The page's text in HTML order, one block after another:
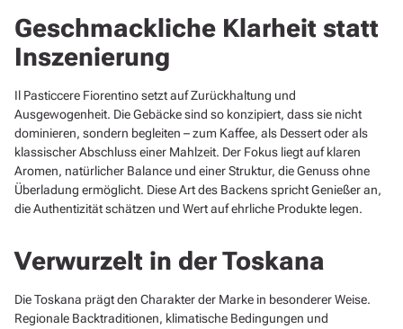
Geschmackliche Klarheit statt
Inszenierung
Il Pasticcere Fiorentino setzt auf Zurückhaltung und
Ausgewogenheit. Die Gebäcke sind so konzipiert, dass sie nicht
dominieren, sondern begleiten – zum Kaffee, als Dessert oder als
klassischer Abschluss einer Mahlzeit. Der Fokus liegt auf klaren
Aromen, natürlicher Balance und einer Struktur, die Genuss ohne
Überladung ermöglicht. Diese Art des Backens spricht Genießer an,
die Authentizität schätzen und Wert auf ehrliche Produkte legen.
Verwurzelt in der Toskana
Die Toskana prägt den Charakter der Marke in besonderer Weise.
Regionale Backtraditionen, klimatische Bedingungen und